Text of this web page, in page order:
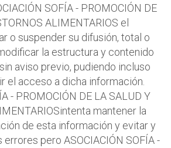
SOFÍA - PROMOCIÓN DE
ALIMENTARIOS el
o suspender su difusión, total o
la estructura y contenido
aviso previo, pudiendo incluso
el acceso a dicha información.
- PROMOCIÓN DE LA SALUD Y
mantener la
de esta información y evitar y
pero ASOCIACIÓN SOFÍA -